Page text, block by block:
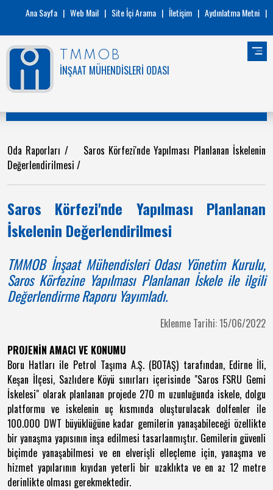
Ana Sayfa | Web Mail | Site İçi Arama | İletişim | Aydınlatma Metni |
TMMOB
İNŞAAT MÜHENDİSLERİ ODASI
Oda Raporları / Saros Körfezi'nde Yapılması Planlanan İskelenin
Değerlendirilmesi /
Saros Körfezi'nde Yapılması Planlanan
İskelenin Değerlendirilmesi
TMMOB İnşaat Mühendisleri Odası Yönetim Kurulu,
Saros Körfezine Yapılması Planlanan İskele ile ilgili
Değerlendirme Raporu Yayımladı.
Eklenme Tarihi: 15/06/2022
PROJENİN AMACI VE KONUMU
Boru Hatları ile Petrol Taşıma A.Ş. (BOTAŞ) tarafından, Edirne İli,
Keşan İlçesi, Sazlıdere Köyü sınırları içerisinde "Saros FSRU Gemi
İskelesi" olarak planlanan projede 270 m uzunluğunda iskele, dolgu
platformu ve iskelenin uç kısmında oluşturulacak dolfenler ile
100.000 DWT büyüklüğüne kadar gemilerin yanaşabileceği özellikte
bir yanaşma yapısının inşa edilmesi tasarlanmıştır. Gemilerin güvenli
biçimde yanaşabilmesi ve en elverişli elleçleme için, yanaşma ve
hizmet yapılarının kıyıdan yeterli bir uzaklıkta ve en az 12 metre
derinlikte olması gerekmektedir.